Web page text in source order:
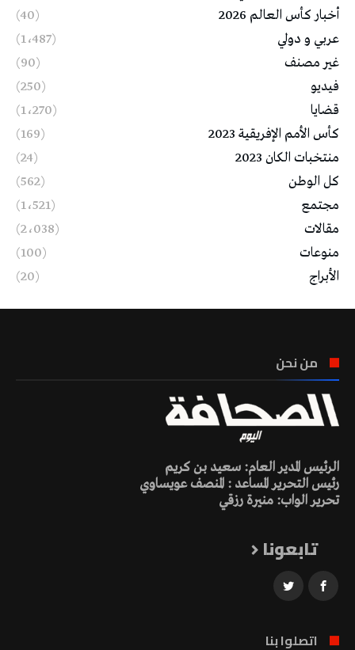
أخبار كأس العالم 2026
(40)
عربي و دولي
(1٬487)
غير مصنف
(90)
فيديو
(250)
قضايا
(1٬270)
كأس الأمم الإفريقية 2023
(169)
منتخبات الكان 2023
(24)
كل الوطن
(562)
مجتمع
(1٬521)
مقالات
(2٬038)
منوعات
(100)
الأبراج
(20)
من نحن
الرئيس المدير العام: سعيد بن كريم
رئيس التحرير المساعد : المنصف عويساوي
تحرير الواب: منيرة رزقي
تابعونا
اتصلوا بنا